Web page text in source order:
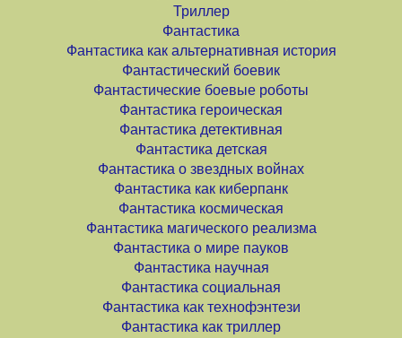
Триллер
Фантастика
Фантастика как альтернативная история
Фантастический боевик
Фантастические боевые роботы
Фантастика героическая
Фантастика детективная
Фантастика детская
Фантастика о звездных войнах
Фантастика как киберпанк
Фантастика космическая
Фантастика магического реализма
Фантастика о мире пауков
Фантастика научная
Фантастика социальная
Фантастика как технофэнтези
Фантастика как триллер